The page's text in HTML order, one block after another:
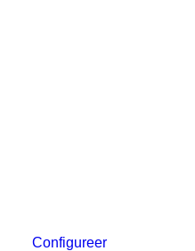
Configureer